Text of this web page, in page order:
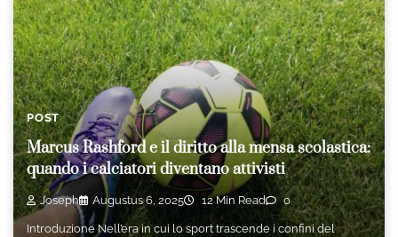
POST
Marcus Rashford e il diritto alla mensa scolastica:
quando i calciatori diventano attivisti
Joseph Augustus 6, 2025 12 Min Read 0
Introduzione Nell’era in cui lo sport trascende i confini del